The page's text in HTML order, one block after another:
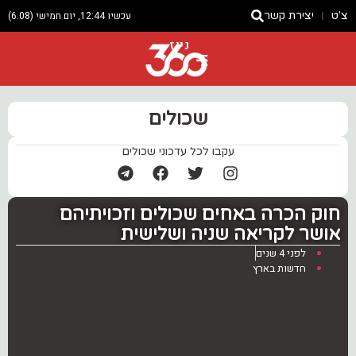
צ'ט יצירת קשר עכשיו 12:44, יום חמישי (6.08)
ניוז
שכולים
עקבו לכל עדכוני שכולים
חוק הכרה באחים שכולים וזכויתיהם
אושר לקריאה שניה ושלישית
לפני 4 שנים
חדשות בארץ